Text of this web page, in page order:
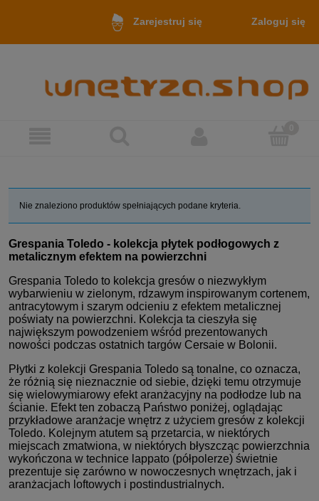
Zarejestruj się Zaloguj się
Nie znaleziono produktów spełniających podane kryteria.
Grespania Toledo - kolekcja płytek podłogowych z
metalicznym efektem na powierzchni
Grespania Toledo to kolekcja gresów o niezwykłym
wybarwieniu w zielonym, rdzawym inspirowanym cortenem,
antracytowym i szarym odcieniu z efektem metalicznej
poświaty na powierzchni. Kolekcja ta cieszyła się
największym powodzeniem wśród prezentowanych
nowości podczas ostatnich targów Cersaie w Bolonii.
Płytki z kolekcji Grespania Toledo są tonalne, co oznacza,
że różnią się nieznacznie od siebie, dzięki temu otrzymuje
się wielowymiarowy efekt aranżacyjny na podłodze lub na
ścianie. Efekt ten zobaczą Państwo poniżej, oglądając
przykładowe aranżacje wnętrz z użyciem gresów z kolekcji
Toledo. Kolejnym atutem są przetarcia, w niektórych
miejscach zmatwiona, w niektórych błyszcząc powierzchnia
wykończona w technice lappato (półpolerze) świetnie
prezentuje się zarówno w nowoczesnych wnętrzach, jak i
aranżacjach loftowych i postindustrialnych.